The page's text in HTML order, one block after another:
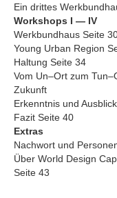
Ein drittes
Workshops I — IV
Werkbundhaus Seite
Young Urban Region
Haltung Seite 34
Vom Un–Ort zum
Zukunft
Erkenntnis und
Fazit Seite 40
Extras
Nachwort und
Über World Design
Seite 43